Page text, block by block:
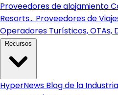
Proveedores de alojamiento
Resorts... Proveedores de
Operadores Turísticos, OTAs,
HyperNews Blog de la Industria